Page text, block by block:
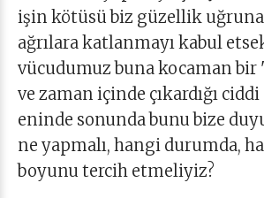
işin kötüsü biz güzellik uğruna
ağrılara katlanmayı kabul
vücudumuz buna kocaman bir
ve zaman içinde çıkardığı
eninde sonunda bunu bize
ne yapmalı, hangi durumda,
boyunu tercih etmeliyiz?